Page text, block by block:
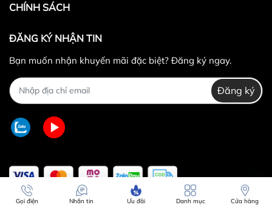
CHÍNH SÁCH
ĐĂNG KÝ NHẬN TIN
Bạn muốn nhận khuyến mãi đặc biệt? Đăng ký ngay.
Đăng ký
Gọi điện Nhắn tin Ưu đãi Danh mục Cửa hàng